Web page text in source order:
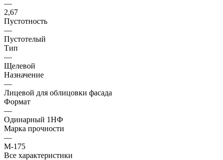
—
2,67
Пустотность
—
Пустотелый
Тип
—
Щелевой
Назначение
—
Лицевой для облицовки фасада
Формат
—
Одинарный 1НФ
Марка прочности
—
М-175
Все характеристики